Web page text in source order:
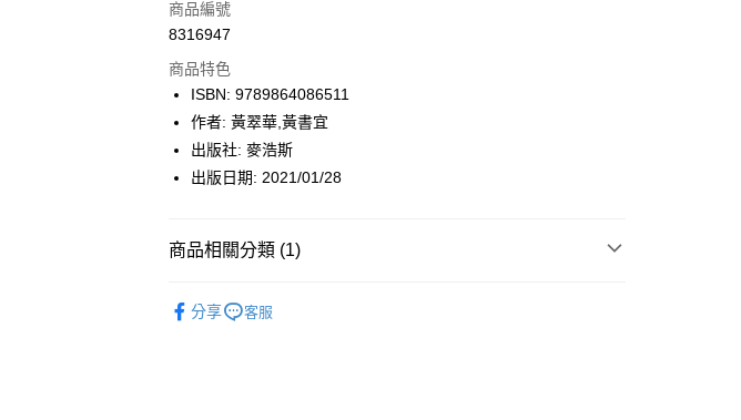
icash Pay
數位禮券
LINE Pay
Apple Pay
悠遊付
商品編號
8316947
商品特色
ISBN: 9789864086511
作者: 黃翠華,黃書宜
出版社: 麥浩斯
出版日期: 2021/01/28
商品相關分類 (1)
分享
客服